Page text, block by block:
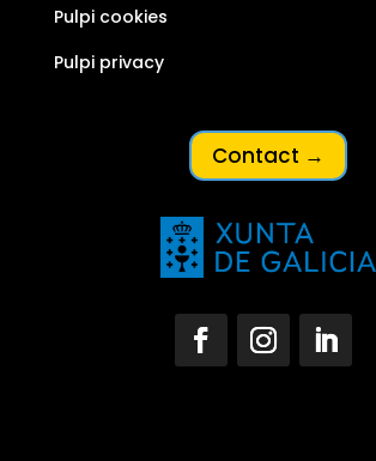
Pulpi cookies
Pulpi privacy
Contact →